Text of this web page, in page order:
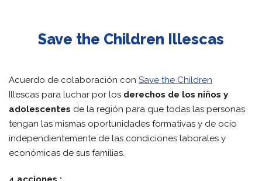
Save the Children Illescas
Acuerdo de colaboración con Save the Children
Illescas para luchar por los derechos de los niños y
adolescentes de la región para que todas las personas
tengan las mismas oportunidades formativas y de ocio
independientemente de las condiciones laborales y
económicas de sus familias.